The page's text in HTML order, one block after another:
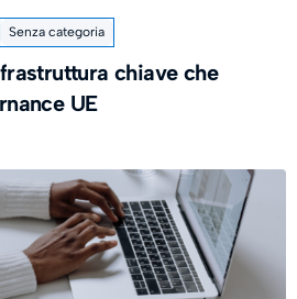
Senza categoria
chiave che
UE